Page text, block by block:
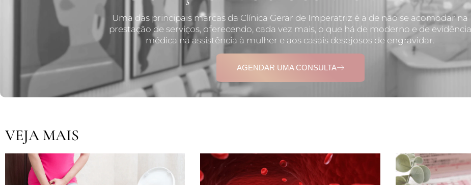
Uma das principais marcas da Clínica Gerar de Imperatriz é a de não se acomodar na
prestação de serviços, oferecendo, cada vez mais, o que há de moderno e de evidência
médica na assistência à mulher e aos casais desejosos de engravidar.
AGENDAR UMA CONSULTA
VEJA MAIS